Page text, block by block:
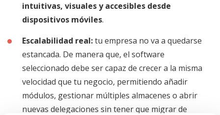
intuitivas, visuales y accesibles desde
dispositivos móviles.
Escalabilidad real:tu empresa no va a quedarse
estancada. De manera que, el software
seleccionado debe ser capaz de crecer a la misma
velocidad que tu negocio, permitiendo añadir
módulos, gestionar múltiples almacenes o abrir
nuevas delegaciones sin tener que migrar de